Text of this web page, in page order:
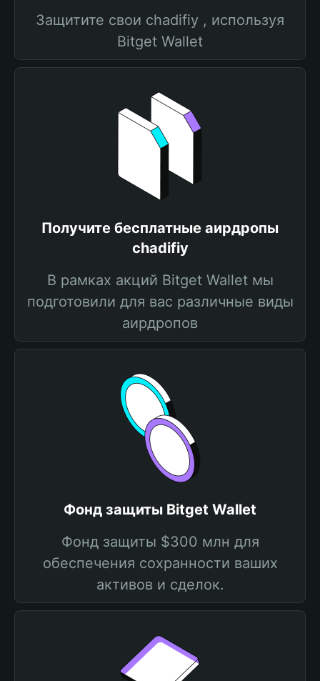
Защитите свои chadifiy , используя
Bitget Wallet
Получите бесплатные аирдропы
chadifiy
В рамках акций Bitget Wallet мы
подготовили для вас различные виды
аирдропов
Фонд защиты Bitget Wallet
Фонд защиты $300 млн для
обеспечения сохранности ваших
активов и сделок.